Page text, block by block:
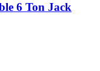
6 Ton Jack